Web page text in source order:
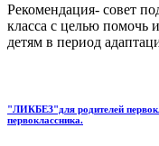
Рекомендация- совет
класса с целью помочь
детям в период
"ЛИКБЕЗ"для родителей
первоклассника.